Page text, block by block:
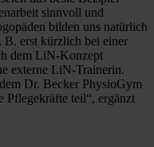
sinnvoll und
bilden uns natürlich
B. erst kürzlich bei einer
dem LiN-Konzept
externe LiN-Trainerin.
Dr. Becker PhysioGym
teil“, ergänzt